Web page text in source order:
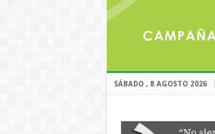
SÁBADO , 8 AGOSTO 2026